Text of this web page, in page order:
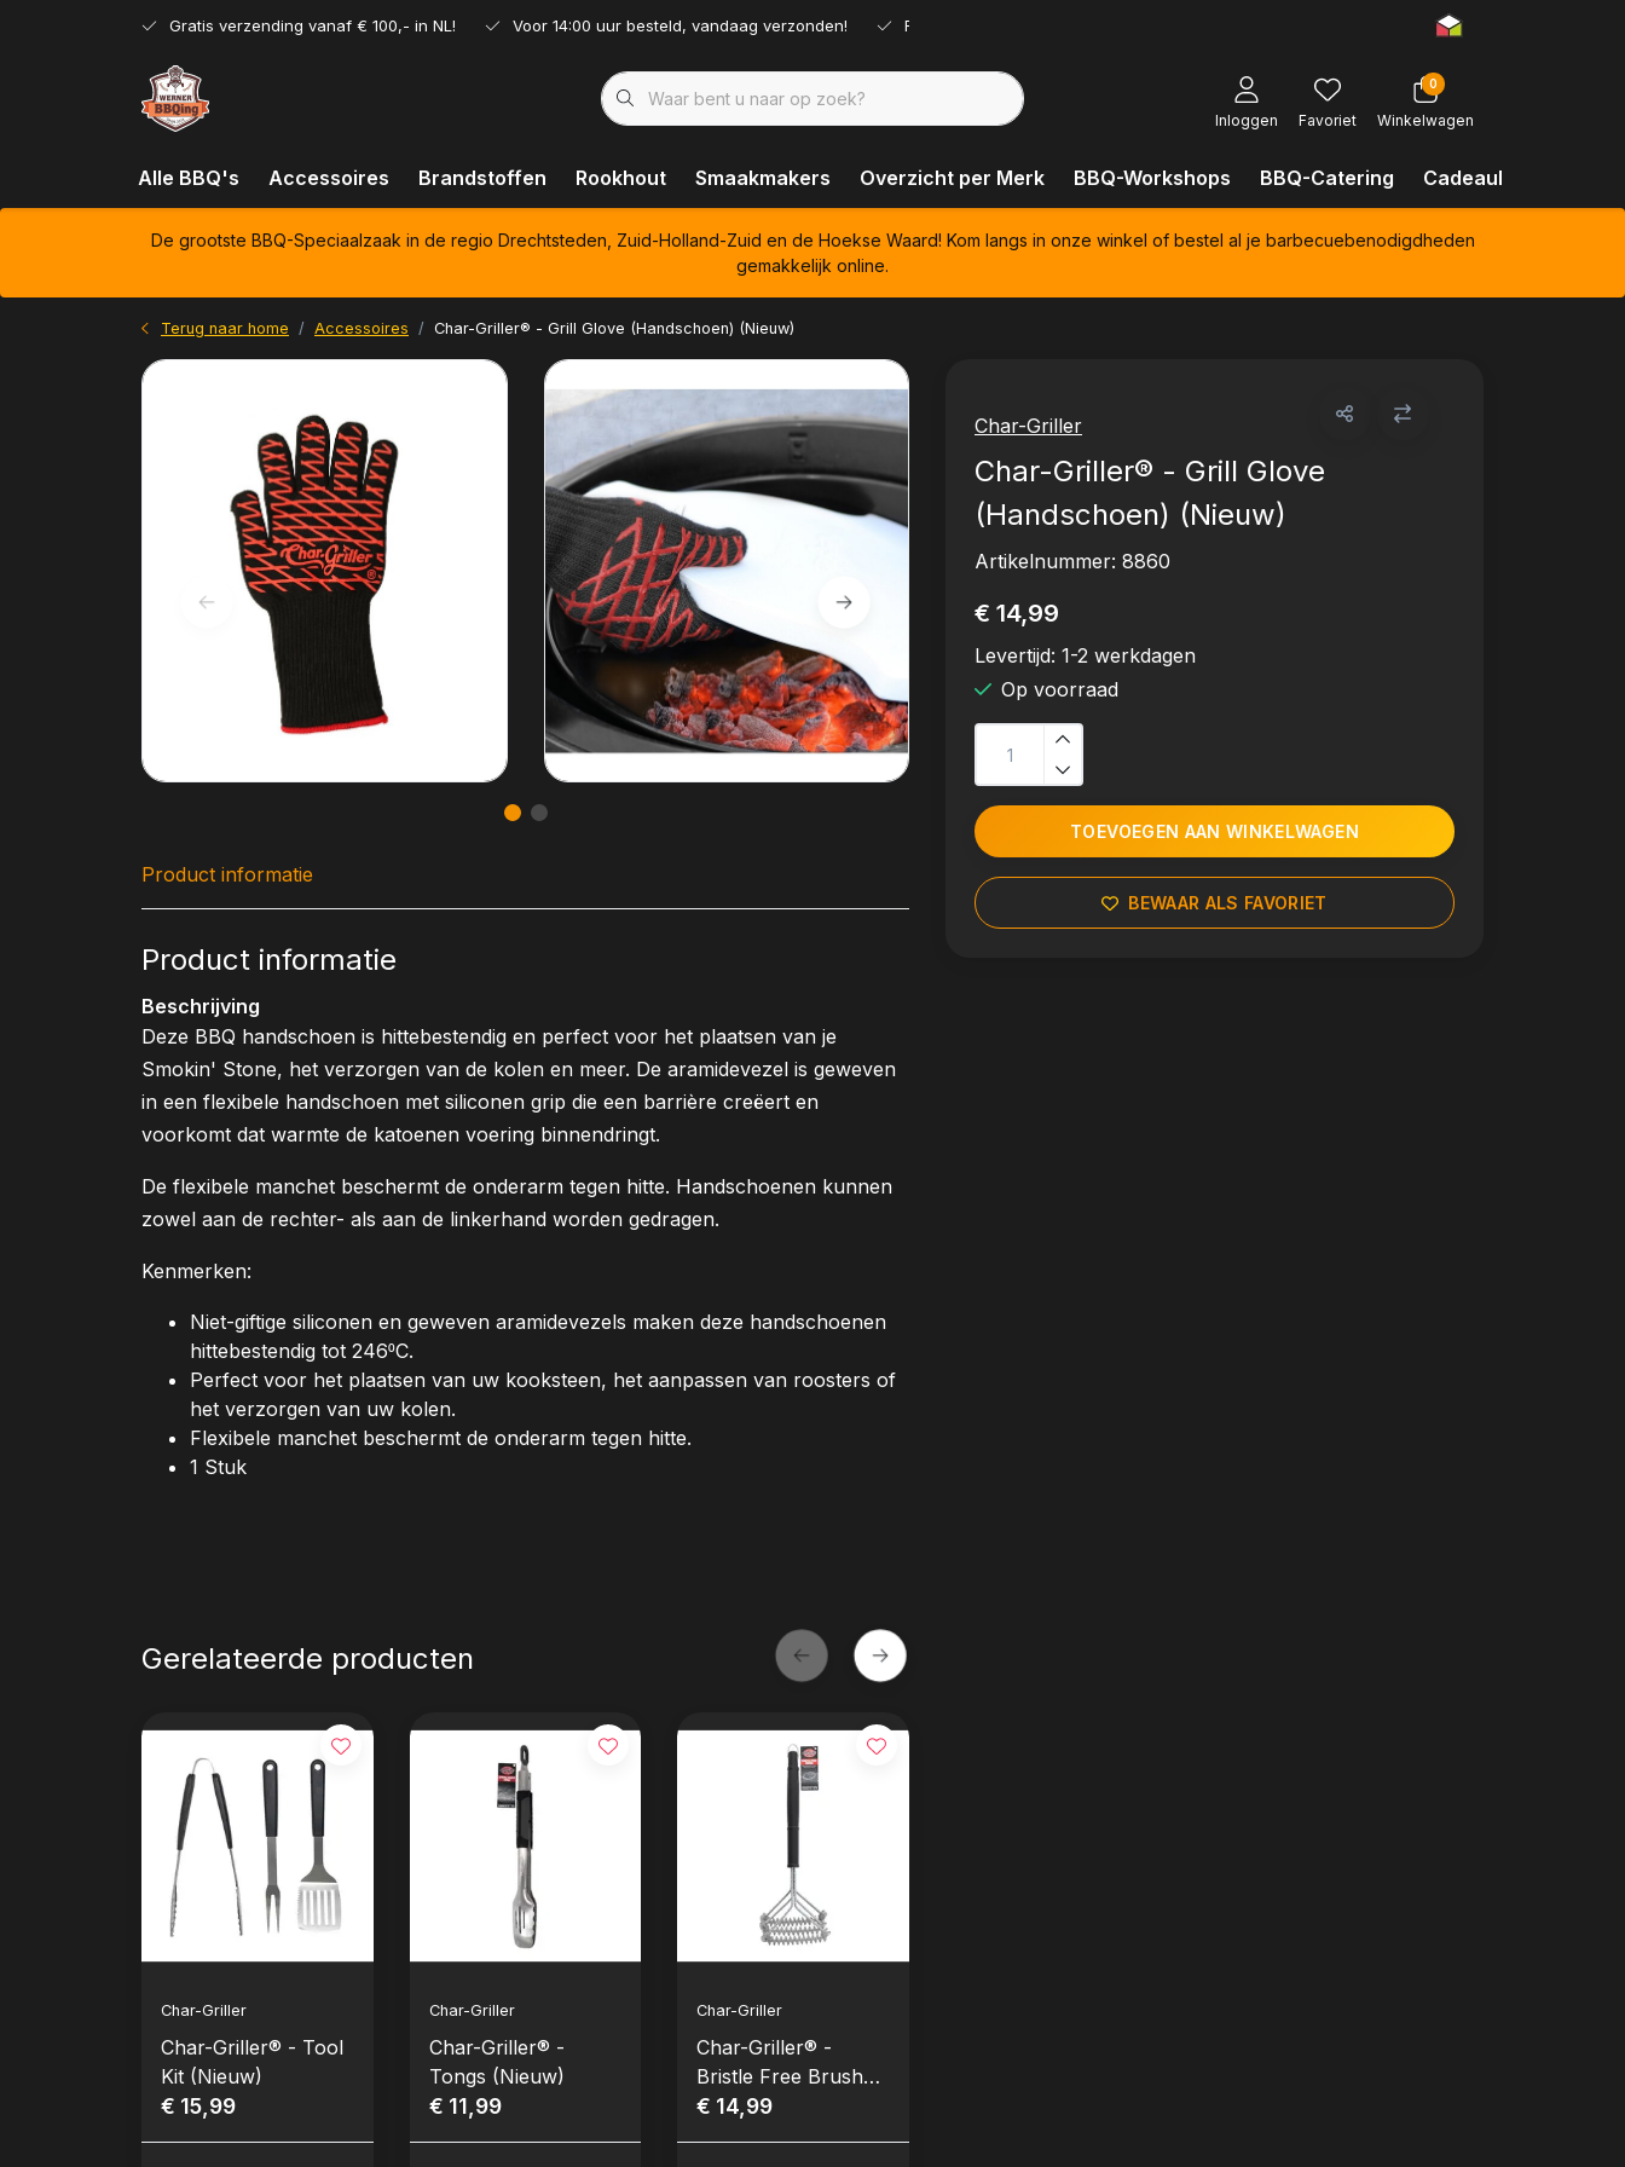
Gratis verzending vanaf € 100,- in NL! Voor 14:00 uur besteld, vandaag verzonden! Ruim assortiment!
Inloggen Favoriet
0
Winkelwagen
Alle BBQ's Accessoires Brandstoffen Rookhout Smaakmakers Overzicht per Merk BBQ-Workshops BBQ-Catering Cadeaubonnen
De grootste BBQ-Speciaalzaak in de regio Drechtsteden, Zuid-Holland-Zuid en de Hoekse Waard! Kom langs in onze winkel of bestel al je barbecuebenodigdheden
gemakkelijk online.
Terug naar home Accessoires Char-Griller® - Grill Glove (Handschoen) (Nieuw)
Char-Griller
Char-Griller® - Grill Glove
(Handschoen) (Nieuw)
Artikelnummer: 8860
€ 14,99
Levertijd: 1-2 werkdagen
Op voorraad
TOEVOEGEN AAN WINKELWAGEN
BEWAAR ALS FAVORIET
Product informatie
Product informatie
Beschrijving
Deze BBQ handschoen is hittebestendig en perfect voor het plaatsen van je
Smokin' Stone, het verzorgen van de kolen en meer. De aramidevezel is geweven
in een flexibele handschoen met siliconen grip die een barrière creëert en
voorkomt dat warmte de katoenen voering binnendringt.
De flexibele manchet beschermt de onderarm tegen hitte. Handschoenen kunnen
zowel aan de rechter- als aan de linkerhand worden gedragen.
Kenmerken:
Niet-giftige siliconen en geweven aramidevezels maken deze handschoenen
hittebestendig tot 246⁰C.
Perfect voor het plaatsen van uw kooksteen, het aanpassen van roosters of
het verzorgen van uw kolen.
Flexibele manchet beschermt de onderarm tegen hitte.
1 Stuk
Gerelateerde producten
Char-Griller
Char-Griller® - Tool
Kit (Nieuw)
€ 15,99
Char-Griller
Char-Griller® -
Tongs (Nieuw)
€ 11,99
Char-Griller
Char-Griller® -
Bristle Free Brush
(Nieuw)
€ 14,99